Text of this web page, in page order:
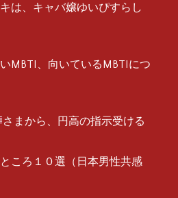
は、キャバ嬢ゆいぴすらし
MBTI、向いているMBTIにつ
さまから、円高の指示受ける
ころ１０選（日本男性共感